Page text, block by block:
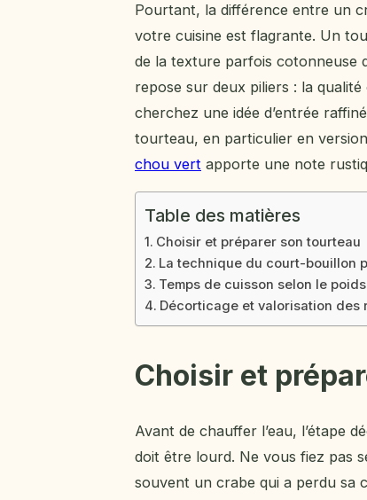
Pourtant, la différence entre un
votre cuisine est flagrante. Un
de la texture parfois cotonneuse
repose sur deux piliers : la
cherchez une idée d’entrée
tourteau, en particulier en
chou vert apporte une note
Table des matières
Choisir et préparer son tourteau
La technique du court-bouillon
Temps de cuisson selon le poids
Décorticage et valorisation des
Choisir et
Avant de chauffer l’eau, l’étape
doit être lourd. Ne vous fiez pas
souvent un crabe qui a perdu sa